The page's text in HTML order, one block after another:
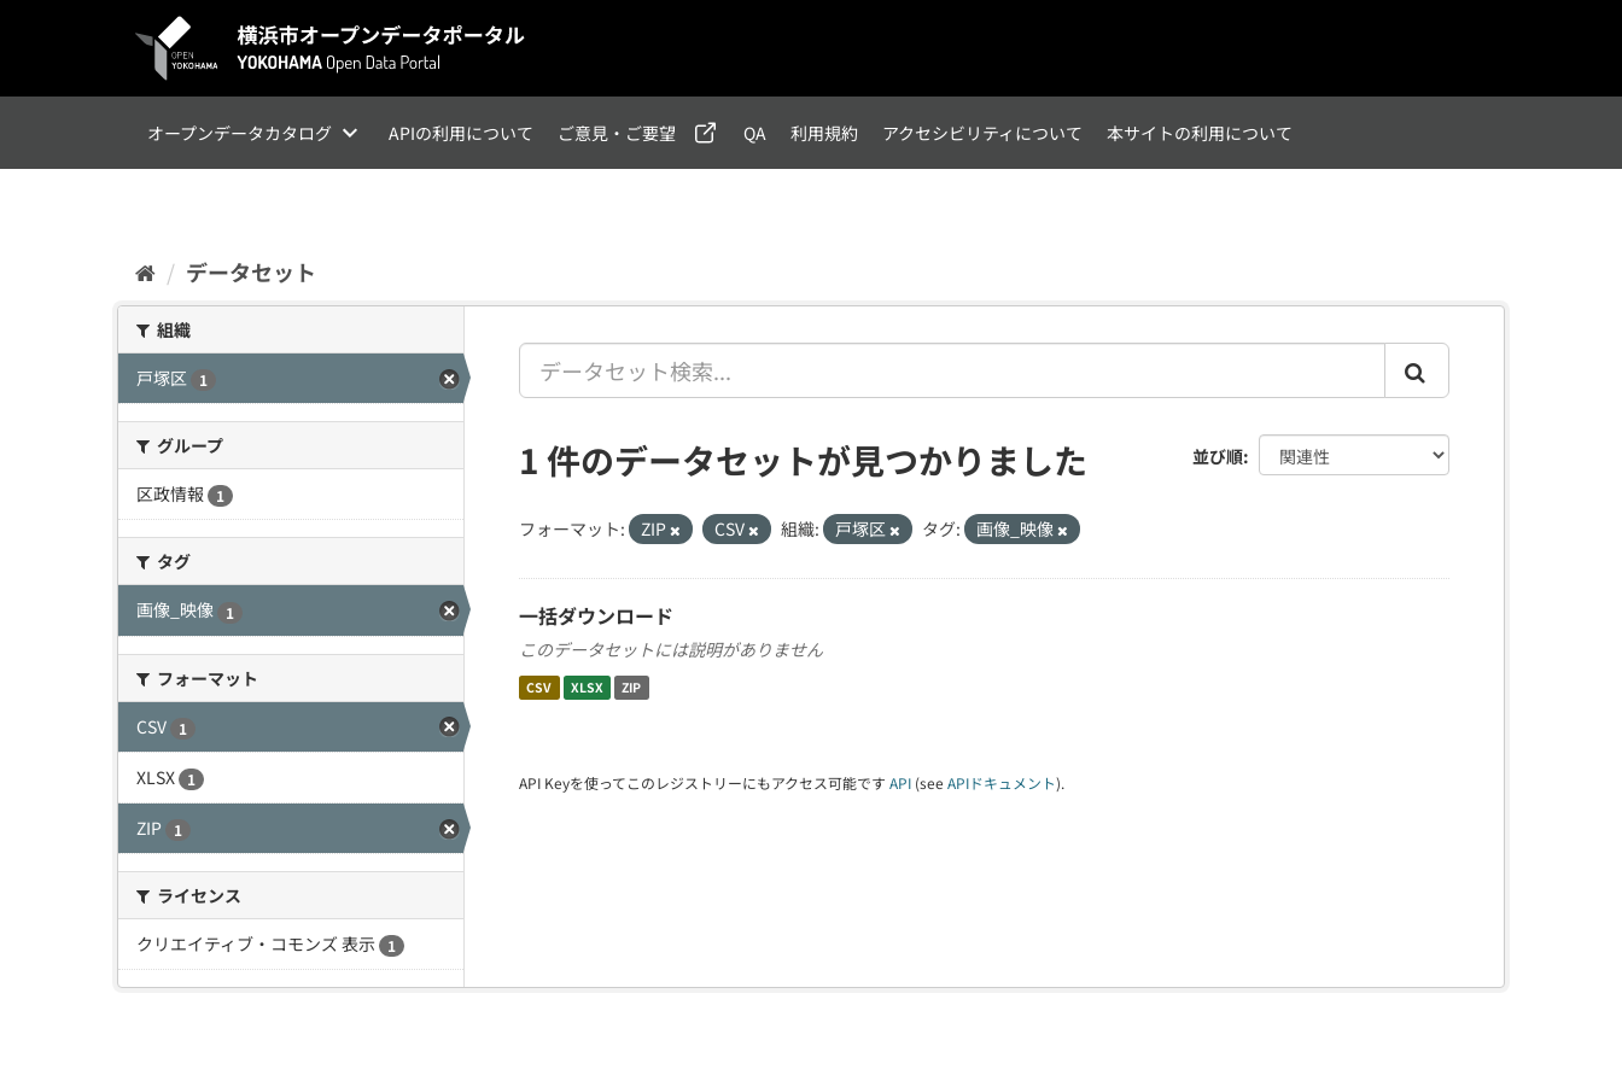
オープンデータカタログ APIの利用について ご意見・ご要望 QA 利用規約 アクセシビリティについて 本サイトの利用について
データセット
組織
戸塚区
1
グループ
区政情報
1
タグ
画像_映像
1
フォーマット
CSV
1
XLSX 1
ZIP 1
ライセンス
クリエイティブ・コモンズ 表示
1
並び順
1 件のデータセットが見つかりました
フォーマット: ZIP CSV 組織: 戸塚区 タグ: 画像_映像
一括ダウンロード
このデータセットには説明がありません
CSV XLSX ZIP
API Keyを使ってこのレジストリーにもアクセス可能です API (see APIドキュメント).